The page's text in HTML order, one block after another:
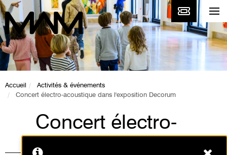
Accueil
Activités & événements
Concert électro-acoustique dans l'exposition Decorum
Concert électro-
acoustique dans